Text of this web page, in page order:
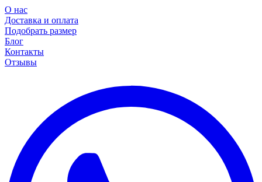
О нас
Доставка и оплата
Подобрать размер
Блог
Контакты
Отзывы